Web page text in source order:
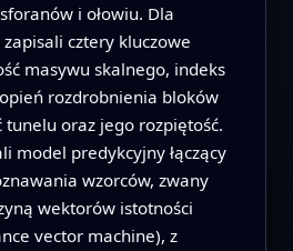
i ołowiu. Dla
cztery kluczowe
masywu skalnego, indeks
rozdrobnienia bloków
tunelu oraz jego rozpiętość.
model predykcyjny łączący
wzorców, zwany
wektorów istotności
vector machine), z